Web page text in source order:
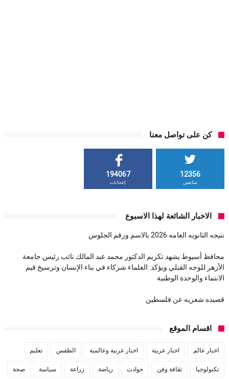
كن على تواصل معنا
12356
متابعين
194067
إعجابات
الاخبار الشائعة لهذا الاسبوع
نتيجه الثانويه العامه 2026 بالاسم ورقم الجلوس
محافظ أسيوط يشهد تكريم الدكتور محمد عبد المالك نائب رئيس جامعة
الأزهر للوجه القبلي ويؤكد: العلماء شركاء في بناء الإنسان وترسيخ قيم
الانتماء والوحدة الوطنية
قصيده شعريه عن فلسطين
اقسام الموقع
اخبار عالم اخبار عربية اخبار عربية وعالمية الطقس تعليم
تكنولوجيا ثقافة وفن حوادث رياضة زراعة سياسة صحة